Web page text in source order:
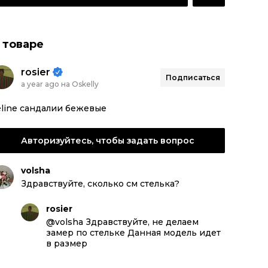
rosier
a year ago на Oskelly
Подписаться
сандалии бежевые
Авторизуйтесь, чтобы задать вопрос
volsha
Здравствуйте, сколько см стелька?
rosier
@volsha Здравствуйте, не делаем
замер по стельке Данная модель идет
в размер